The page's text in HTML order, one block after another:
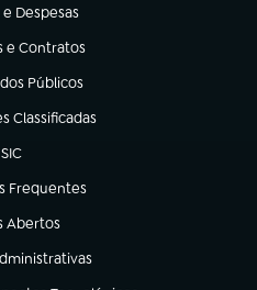
Despesas
nova aba)
e Contratos
aba)
Públicos
aba)
Classificadas
aba)
SIC
(abre em nova aba)
Frequentes
aba)
Abertos
nova aba)
aba)